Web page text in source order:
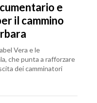
e
il cammino
Vera e le
che punta a rafforzare
dei camminatori